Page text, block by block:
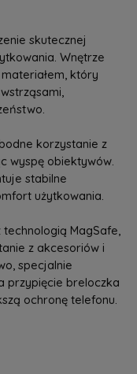
skutecznej
Wnętrze
który
korzystanie z
wyspę obiektywów.
stabilne
użytkowania.
technologią MagSafe,
z akcesoriów i
specjalnie
przypięcie breloczka
ochronę telefonu.